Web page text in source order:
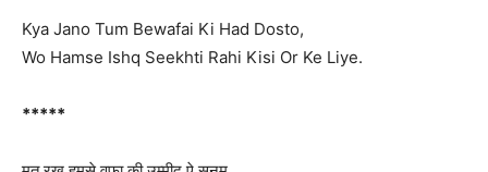
Kya Jano Tum Bewafai Ki Had Dosto,
Wo Hamse Ishq Seekhti Rahi Kisi Or Ke Liye.
*****